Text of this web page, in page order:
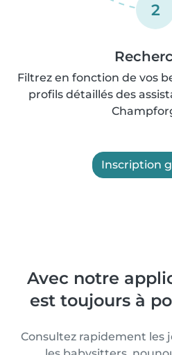
2
Filtrez en fonction de vos
profils détaillés des
Inscription
Avec notre
est toujours à
Consultez rapidement les